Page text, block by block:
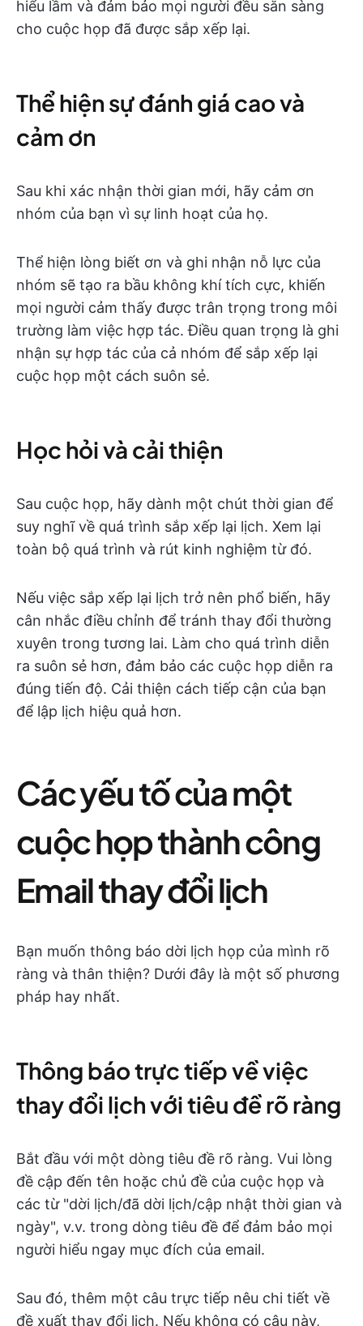
hiểu lầm và đảm bảo mọi người đều sẵn sàng
cho cuộc họp đã được sắp xếp lại.
Thể hiện sự đánh giá cao và
cảm ơn
Sau khi xác nhận thời gian mới, hãy cảm ơn
nhóm của bạn vì sự linh hoạt của họ.
Thể hiện lòng biết ơn và ghi nhận nỗ lực của
nhóm sẽ tạo ra bầu không khí tích cực, khiến
mọi người cảm thấy được trân trọng trong môi
trường làm việc hợp tác. Điều quan trọng là ghi
nhận sự hợp tác của cả nhóm để sắp xếp lại
cuộc họp một cách suôn sẻ.
Học hỏi và cải thiện
Sau cuộc họp, hãy dành một chút thời gian để
suy nghĩ về quá trình sắp xếp lại lịch. Xem lại
toàn bộ quá trình và rút kinh nghiệm từ đó.
Nếu việc sắp xếp lại lịch trở nên phổ biến, hãy
cân nhắc điều chỉnh để tránh thay đổi thường
xuyên trong tương lai. Làm cho quá trình diễn
ra suôn sẻ hơn, đảm bảo các cuộc họp diễn ra
đúng tiến độ. Cải thiện cách tiếp cận của bạn
để lập lịch hiệu quả hơn.
Các yếu tố của một
cuộc họp thành công
Email thay đổi lịch
Bạn muốn thông báo dời lịch họp của mình rõ
ràng và thân thiện? Dưới đây là một số phương
pháp hay nhất.
Thông báo trực tiếp về việc
thay đổi lịch với tiêu đề rõ ràng
Bắt đầu với một dòng tiêu đề rõ ràng. Vui lòng
đề cập đến tên hoặc chủ đề của cuộc họp và
các từ "dời lịch/đã dời lịch/cập nhật thời gian và
ngày", v.v. trong dòng tiêu đề để đảm bảo mọi
người hiểu ngay mục đích của email.
Sau đó, thêm một câu trực tiếp nêu chi tiết về
đề xuất thay đổi lịch. Nếu không có câu này,